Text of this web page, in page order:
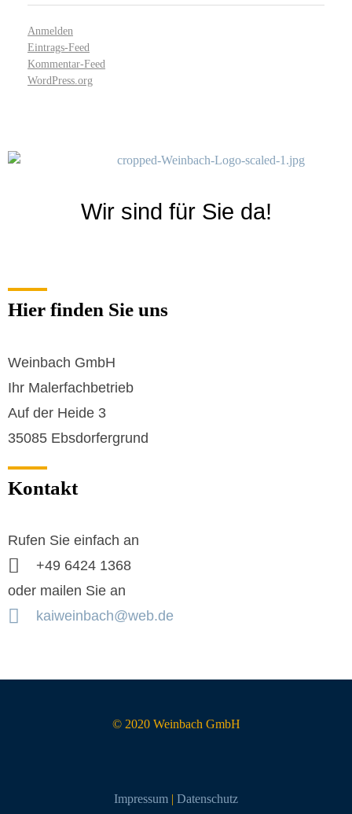
Anmelden
Eintrags-Feed
Kommentar-Feed
WordPress.org
Wir sind für Sie da!
Hier finden Sie uns
Weinbach GmbH
Ihr Malerfachbetrieb
Auf der Heide 3
35085 Ebsdorfergrund
Kontakt
Rufen Sie einfach an
+49 6424 1368
oder mailen Sie an
kaiweinbach@web.de
© 2020 Weinbach GmbH
Impressum | Datenschutz